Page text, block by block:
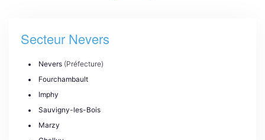
Secteur Nevers
Nevers (Préfecture)
Fourchambault
Imphy
Sauvigny-les-Bois
Marzy